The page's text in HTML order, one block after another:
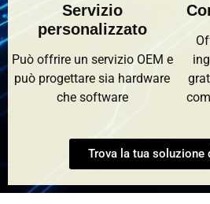
Servizio
personalizzato
Può offrire un servizio OEM e
può progettare sia hardware
che software
Trova la tua soluzione